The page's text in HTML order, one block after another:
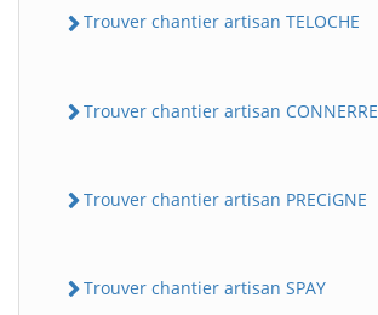
Trouver chantier artisan TELOCHE
Trouver chantier artisan CONNERRE
Trouver chantier artisan PRECiGNE
Trouver chantier artisan SPAY